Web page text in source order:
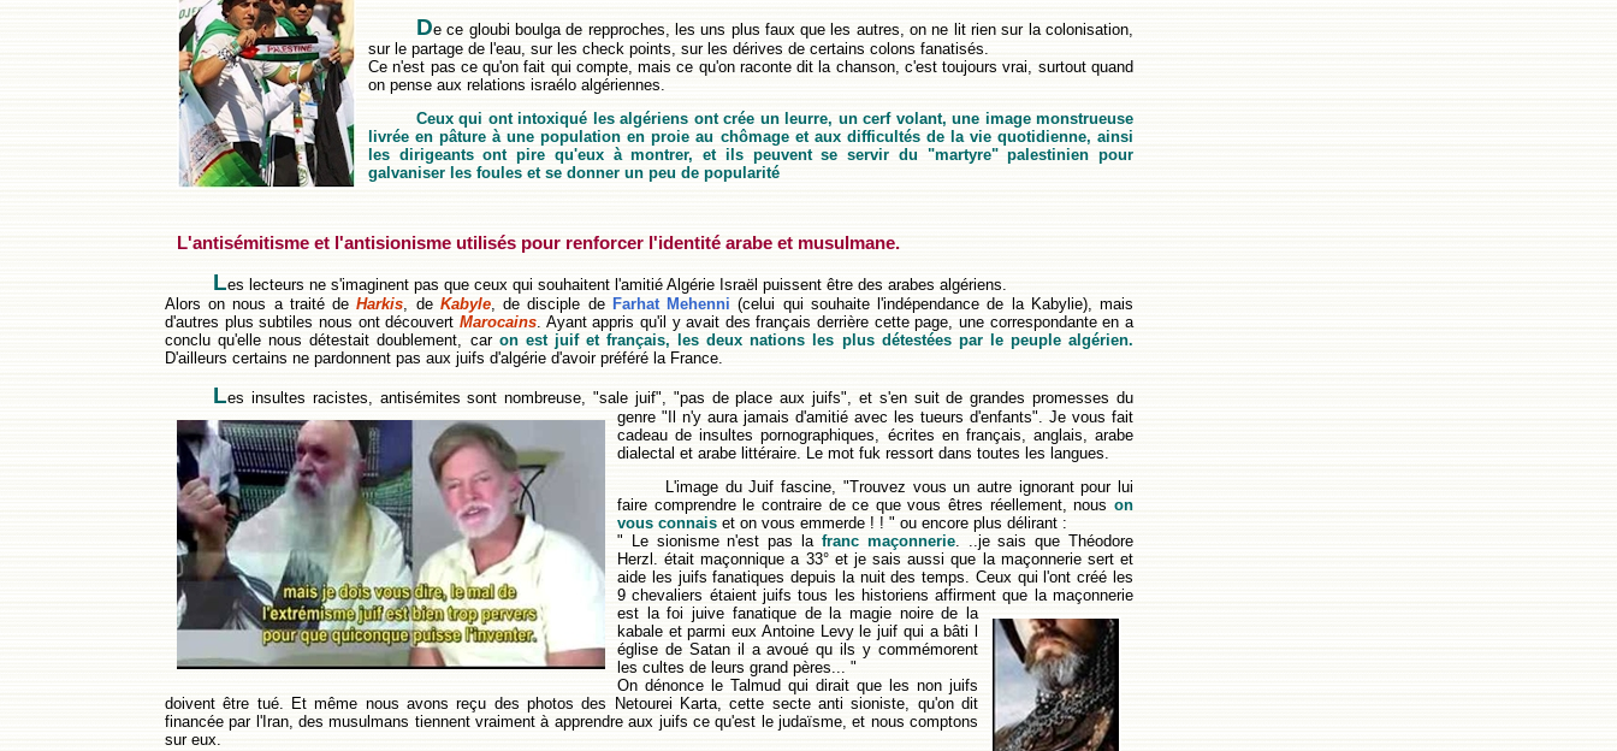
De ce gloubi boulga de repproches, les uns plus faux que les autres, on ne lit rien sur la colonisation,
sur le partage de l'eau, sur les check points, sur les dérives de certains colons fanatisés.
Ce n'est pas ce qu'on fait qui compte, mais ce qu'on raconte dit la chanson, c'est toujours vrai, surtout quand
on pense aux relations israélo algériennes.
Ceux qui ont intoxiqué les algériens ont crée un leurre, un cerf volant, une image monstrueuse
livrée en pâture à une population en proie au chômage et aux difficultés de la vie quotidienne, ainsi
les dirigeants ont pire qu'eux à montrer, et ils peuvent se servir du "martyre" palestinien pour
galvaniser les foules et se donner un peu de popularité
L'antisémitisme et l'antisionisme utilisés pour renforcer l'identité arabe et musulmane.
Les lecteurs ne s'imaginent pas que ceux qui souhaitent l'amitié Algérie Israël puissent être des arabes algériens.
Alors on nous a traité deHarkis , de Kabyle, de disciple deFarhat Mehenni (celui qui souhaite l'indépendance de la Kabylie), mais
d'autres plus subtiles nous ont découvert Marocains. Ayant appris qu'il y avait des français derrière cette page, une correspondante en a
conclu qu'elle nous détestait doublement, caron est juif et français, les deux nations les plus détestées par le peuple algérien.
D'ailleurs certains ne pardonnent pas aux juifs d'algérie d'avoir préféré la France.
Les insultes racistes, antisémites sont nombreuse, "sale juif", "pas de place aux juifs", et s'en suit de grandes promesses du
genre "Il n'y aura jamais d'amitié avec les tueurs d'enfants".
Je vous fait
cadeau de insultes pornographiques, écrites en français, anglais, arabe
dialectal et arabe littéraire. Le mot fuk ressort dans toutes les langues.
L'image du Juif fascine, "Trouvez vous un autre ignorant pour lui
faire comprendre le contraire de ce que vous êtres réellement, nous on
vous connais et on vous emmerde ! ! " ou encore plus délirant :
" Le sionisme n'est pas la franc maçonnerie. ..je sais que Théodore
Herzl. était maçonnique a 33° et je sais aussi que la maçonnerie sert et
aide les juifs fanatiques depuis la nuit des temps. Ceux qui l'ont créé les
9 chevaliers étaient juifs tous les historiens affirment que la maçonnerie
est la foi juive fanatique de la magie noire de la
kabale et parmi eux Antoine Levy le juif qui a bâti l
église de Satan il a avoué qu ils y commémorent
les cultes de leurs grand pères... "
On dénonce le Talmud qui dirait que les non juifs
doivent être tué. Et même nous avons reçu des photos des Netourei Karta, cette secte anti sioniste, qu'on dit
financée par l'Iran, des musulmans tiennent vraiment à apprendre aux juifs ce qu'est le judaïsme, et nous comptons
sur eux.